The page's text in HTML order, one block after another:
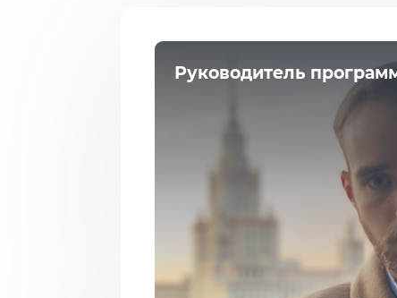
Руководитель